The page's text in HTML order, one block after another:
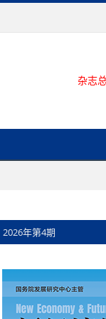
杂志
2026年第4期